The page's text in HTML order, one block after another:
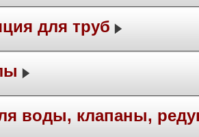
для труб
воды, клапаны,